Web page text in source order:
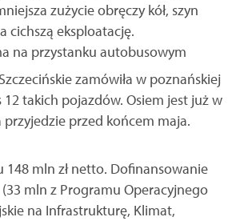
zużycie obręczy kół, szyn
cichszą eksploatację.
zamówiła w poznańskiej
takich pojazdów. Osiem jest już w
przyjedzie przed końcem maja.
148 mln zł netto. Dofinansowanie
mln z Programu Operacyjnego
na Infrastrukturę, Klimat,